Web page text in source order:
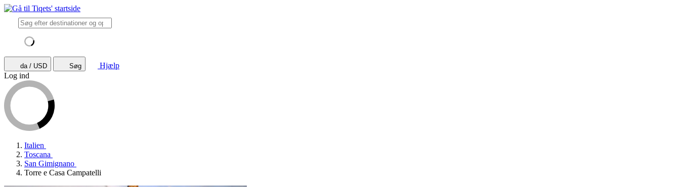
da / USD Søg
Hjælp
Log ind
Italien
Toscana
San Gimignano
Torre e Casa Campatelli